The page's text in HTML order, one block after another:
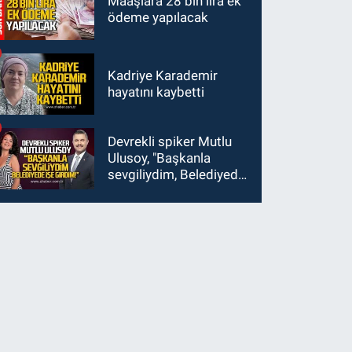
ödeme yapılacak
Kadriye Karademir
hayatını kaybetti
Devrekli spiker Mutlu
Ulusoy, "Başkanla
sevgiliydim, Belediyede